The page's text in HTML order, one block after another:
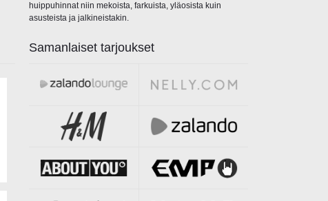
huippuhinnat niin mekoista, farkuista, yläosista kuin
asusteista ja jalkineistakin.
Samanlaiset tarjoukset